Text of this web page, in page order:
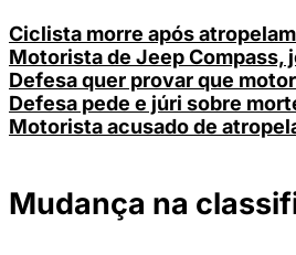
Ciclista morre após
Motorista de Jeep Compass,
Defesa quer provar que
Defesa pede e júri sobre
Motorista acusado de
Mudança na